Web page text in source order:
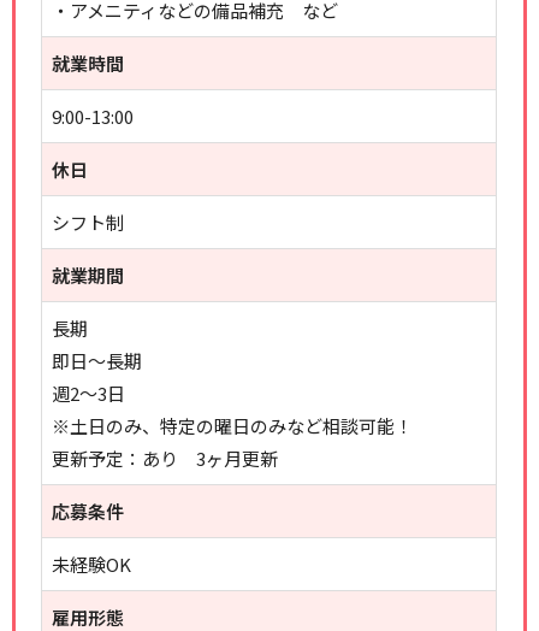
・アメニティなどの備品補充 など
就業時間
9:00-13:00
休日
シフト制
就業期間
長期
即日～長期
週2～3日
※土日のみ、特定の曜日のみなど相談可能！
更新予定：あり 3ヶ月更新
応募条件
未経験OK
雇用形態